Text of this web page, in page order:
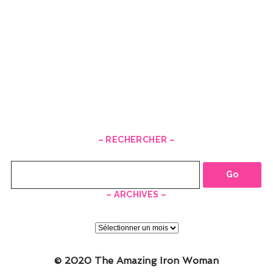
– RECHERCHER –
– ARCHIVES –
–
ARCHIVES
© 2020 The Amazing Iron Woman